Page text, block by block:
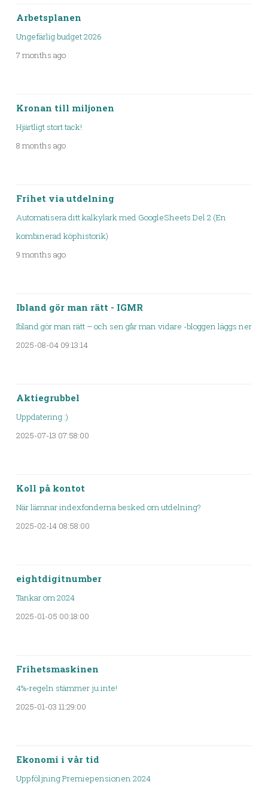
Arbetsplanen
Ungefärlig budget 2026
7 months ago
Kronan till miljonen
Hjärtligt stort tack!
8 months ago
Frihet via utdelning
Automatisera ditt kalkylark med GoogleSheets Del 2 (En
kombinerad köphistorik)
9 months ago
Ibland gör man rätt - IGMR
Ibland gör man rätt – och sen går man vidare -bloggen läggs ner
2025-08-04 09:13:14
Aktiegrubbel
Uppdatering :)
2025-07-13 07:58:00
Koll på kontot
När lämnar indexfonderna besked om utdelning?
2025-02-14 08:58:00
eightdigitnumber
Tankar om 2024
2025-01-05 00:18:00
Frihetsmaskinen
4%-regeln stämmer ju inte!
2025-01-03 11:29:00
Ekonomi i vår tid
Uppföljning Premiepensionen 2024